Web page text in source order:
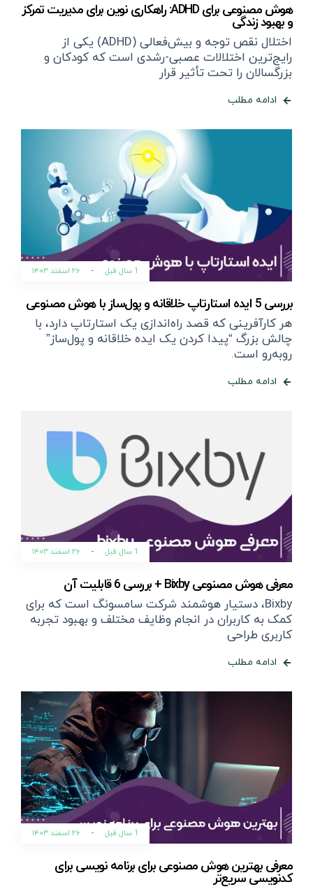
هوش مصنوعی برای ADHD: راهکاری نوین برای مدیریت تمرکز
و بهبود زندگی
اختلال نقص توجه و بیش‌فعالی (ADHD) یکی از
رایج‌ترین اختلالات عصبی-رشدی است که کودکان و
بزرگسالان را تحت تأثیر قرار
ادامه مطلب
1 سال قبل - ۲۶ اسفند ۱۴۰۳
بررسی 5 ایده استارتاپ خلاقانه و پول‌ساز با هوش مصنوعی
هر کارآفرینی که قصد راه‌اندازی یک استارتاپ دارد، با
چالش بزرگ “پیدا کردن یک ایده خلاقانه و پول‌ساز”
روبه‌رو است.
ادامه مطلب
1 سال قبل - ۲۶ اسفند ۱۴۰۳
معرفی هوش مصنوعی Bixby + بررسی 6 قابلیت آن
Bixby، دستیار هوشمند شرکت سامسونگ است که برای
کمک به کاربران در انجام وظایف مختلف و بهبود تجربه
کاربری طراحی
ادامه مطلب
1 سال قبل - ۲۶ اسفند ۱۴۰۳
معرفی بهترین هوش مصنوعی برای برنامه نویسی برای
کدنویسی سریع‌تر